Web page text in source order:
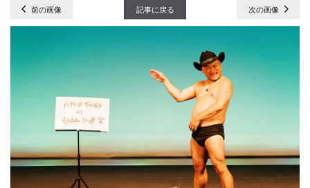
前の画像 記事に戻る 次の画像